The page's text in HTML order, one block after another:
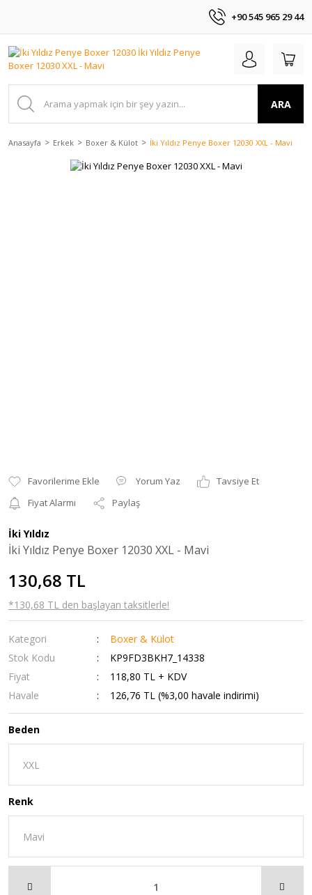
+90 545 965 29 44
ARA
Anasayfa Erkek Boxer & Külot İki Yıldız Penye Boxer 12030 XXL - Mavi
Yorum Yaz
Tavsiye Et
Fiyat Alarmı
Paylaş
İki Yıldız
İki Yıldız Penye Boxer 12030 XXL - Mavi
130,68 TL
*130,68 TL den başlayan taksitlerle!
Kategori
Boxer & Külot
Stok Kodu
KP9FD3BKH7_14338
Fiyat
118,80 TL + KDV
Havale
126,76 TL (%3,00 havale indirimi)
Beden
Renk